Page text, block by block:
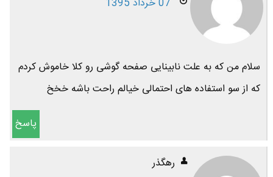
07 خرداد 1395
سلام من که به علت نابینایی صفحه گوشی رو کلا خاموش کردم
که از سو استفاده های احتمالی خیالم راحت باشه خخخ
پاسخ
رهگذر